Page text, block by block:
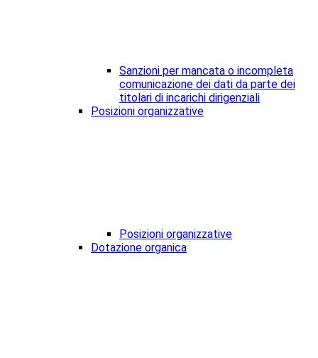
Sanzioni per mancata o incompleta
comunicazione dei dati da parte dei
titolari di incarichi dirigenziali
Posizioni organizzative
Posizioni organizzative
Dotazione organica